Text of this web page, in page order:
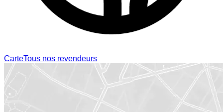
CarteTous nos revendeurs